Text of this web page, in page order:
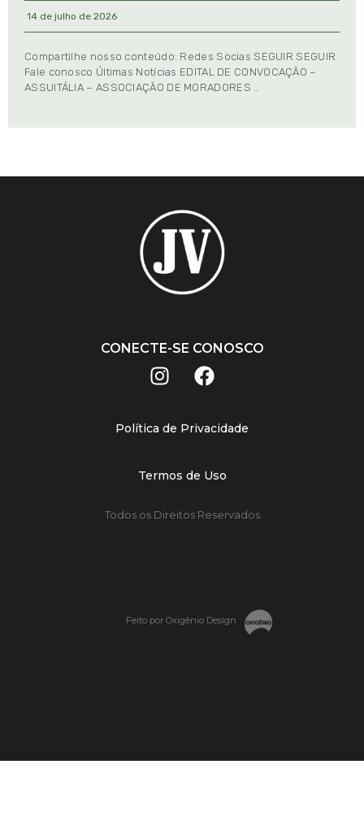
14 de julho de 2026
Compartilhe nosso conteúdo: Redes Socias SEGUIR SEGUIR
Fale conosco Últimas Notícias EDITAL DE CONVOCAÇÃO –
ASSUITÁLIA – ASSOCIAÇÃO DE MORADORES …
CONECTE-SE CONOSCO
Política de Privacidade
Termos de Uso
Todos os Direitos Reservados
Feito por Oxigênio Design